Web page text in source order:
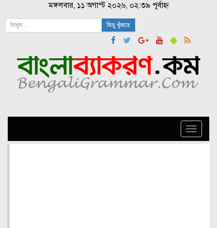
মঙ্গলবার, ১১ অগাস্ট ২০২৬, ০২:৩৯ পূর্বাহ্ন
কিছু খুঁজতে
Toggle